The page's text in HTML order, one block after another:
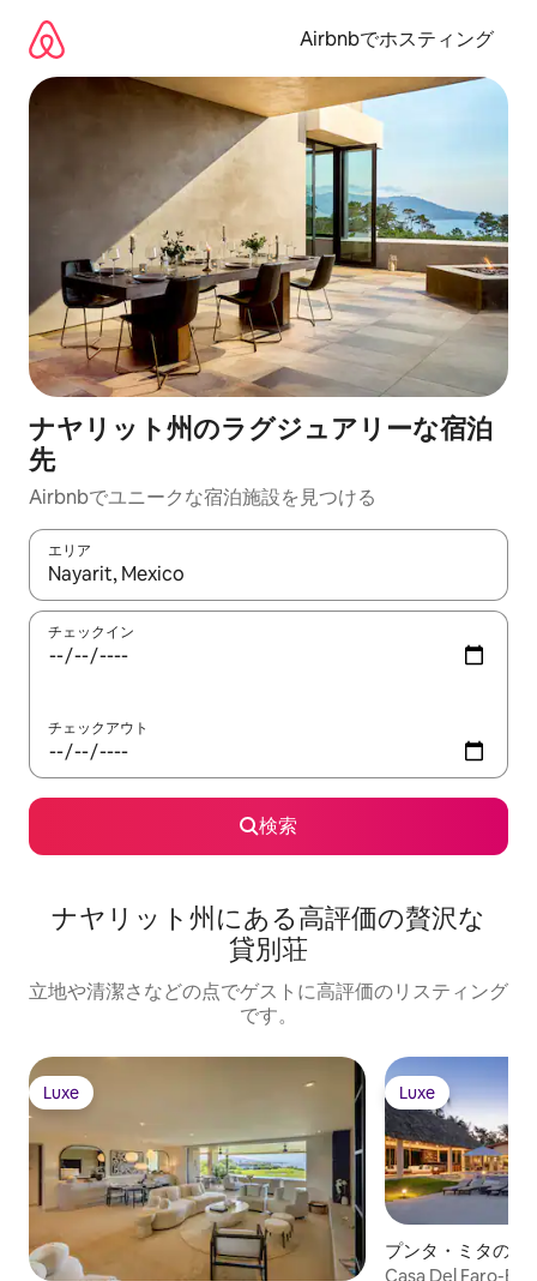
Airbnbでホスティング
ナヤリット州のラグジュアリーな宿泊
先
Airbnbでユニークな宿泊施設を見つける
エリア
検索結果が表示されたら、上下の矢印キーを使って移動するか
チェックイン
チェックアウト
検索
ナヤリット州に⁠あ⁠る高⁠評⁠価⁠の贅⁠沢⁠な
貸⁠別⁠荘
立地や清潔さなどの点でゲストに高評価のリスティング
です。
Luxe
Luxe Luxe
Luxe
プンタ・ミタのヴ
Casa Del Faro-